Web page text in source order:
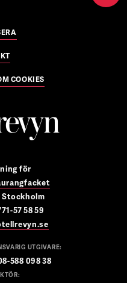
COOKIES
för
Stockholm
57 58 59
UTGIVARE:
588 098 38